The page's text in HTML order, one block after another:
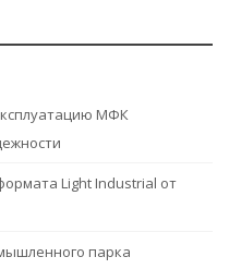
МФК
Light Industrial от
парка